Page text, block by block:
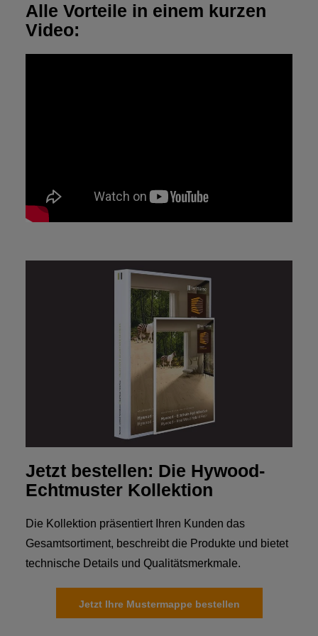
Alle Vorteile in einem kurzen
Video:
Jetzt bestellen: Die Hywood-
Echtmuster Kollektion
Die Kollektion präsentiert Ihren Kunden das
Gesamtsortiment, beschreibt die Produkte und bietet
technische Details und Qualitätsmerkmale.
Jetzt Ihre Mustermappe bestellen